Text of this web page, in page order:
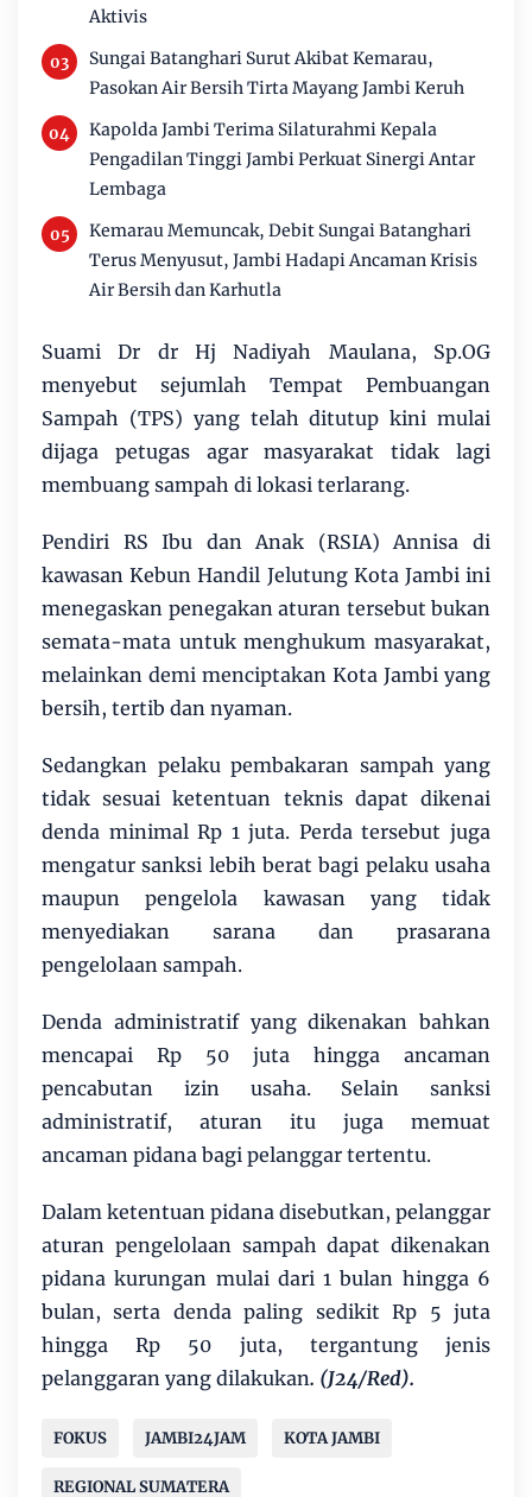
Aktivis
Sungai Batanghari Surut Akibat Kemarau,
Pasokan Air Bersih Tirta Mayang Jambi Keruh
Kapolda Jambi Terima Silaturahmi Kepala
Pengadilan Tinggi Jambi Perkuat Sinergi Antar
Lembaga
Kemarau Memuncak, Debit Sungai Batanghari
Terus Menyusut, Jambi Hadapi Ancaman Krisis
Air Bersih dan Karhutla
Suami Dr dr Hj Nadiyah Maulana, Sp.OG
menyebut sejumlah Tempat Pembuangan
Sampah (TPS) yang telah ditutup kini mulai
dijaga petugas agar masyarakat tidak lagi
membuang sampah di lokasi terlarang.
Pendiri RS Ibu dan Anak (RSIA) Annisa di
kawasan Kebun Handil Jelutung Kota Jambi ini
menegaskan penegakan aturan tersebut bukan
semata-mata untuk menghukum masyarakat,
melainkan demi menciptakan Kota Jambi yang
bersih, tertib dan nyaman.
Sedangkan pelaku pembakaran sampah yang
tidak sesuai ketentuan teknis dapat dikenai
denda minimal Rp 1 juta. Perda tersebut juga
mengatur sanksi lebih berat bagi pelaku usaha
maupun pengelola kawasan yang tidak
menyediakan sarana dan prasarana
pengelolaan sampah.
Denda administratif yang dikenakan bahkan
mencapai Rp 50 juta hingga ancaman
pencabutan izin usaha. Selain sanksi
administratif, aturan itu juga memuat
ancaman pidana bagi pelanggar tertentu.
Dalam ketentuan pidana disebutkan, pelanggar
aturan pengelolaan sampah dapat dikenakan
pidana kurungan mulai dari 1 bulan hingga 6
bulan, serta denda paling sedikit Rp 5 juta
hingga Rp 50 juta, tergantung jenis
pelanggaran yang dilakukan. (J24/Red).
FOKUS JAMBI24JAM KOTA JAMBI
REGIONAL SUMATERA